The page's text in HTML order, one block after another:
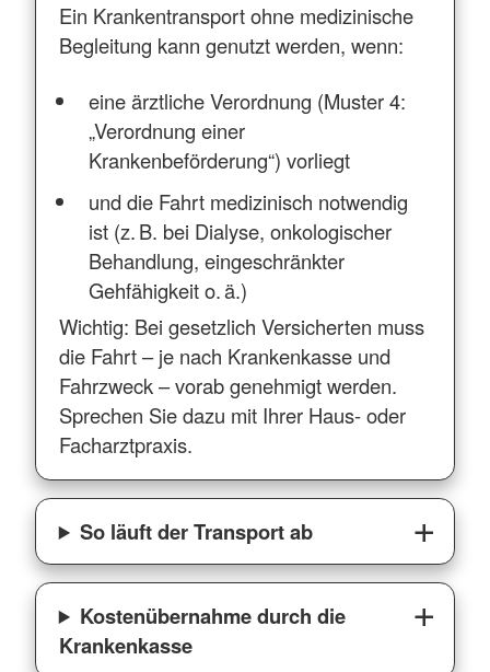
Ein Krankentransport ohne medizinische
Begleitung kann genutzt werden, wenn:
eine ärztliche Verordnung (Muster 4:
„Verordnung einer
Krankenbeförderung“) vorliegt
und die Fahrt medizinisch notwendig
ist (z. B. bei Dialyse, onkologischer
Behandlung, eingeschränkter
Gehfähigkeit o. ä.)
Wichtig: Bei gesetzlich Versicherten muss
die Fahrt – je nach Krankenkasse und
Fahrzweck – vorab genehmigt werden.
Sprechen Sie dazu mit Ihrer Haus- oder
Facharztpraxis.
So läuft der Transport ab
Kostenübernahme durch die
Krankenkasse